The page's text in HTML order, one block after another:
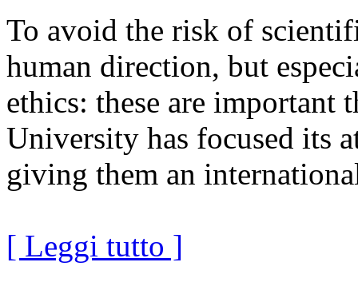
To avoid the risk of
human direction, but
ethics: these are important
University has focused its
giving them an
[ Leggi tutto ]